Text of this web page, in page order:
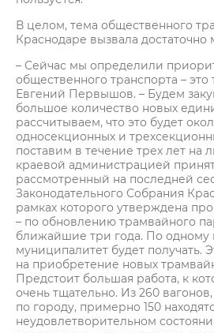
В целом, тема общественного
Краснодаре вызвала достаточно
– Сейчас мы определили
общественного транспорта – это
Евгений Первышов. – Будем
большое количество новых
рассчитываем, что это будет
односекционных и
поставим в течение трех лет на
краевой администрацией
рассмотренный на последней
Законодательного Собрания
рамках которого утверждена
– по обновлению трамвайного
ближайшие три года. По одному
муниципалитет будет получать.
на приобретение новых
Предстоит большая работа, к
очень тщательно. Из 260
по городу, примерно 150
неудовлетворительном